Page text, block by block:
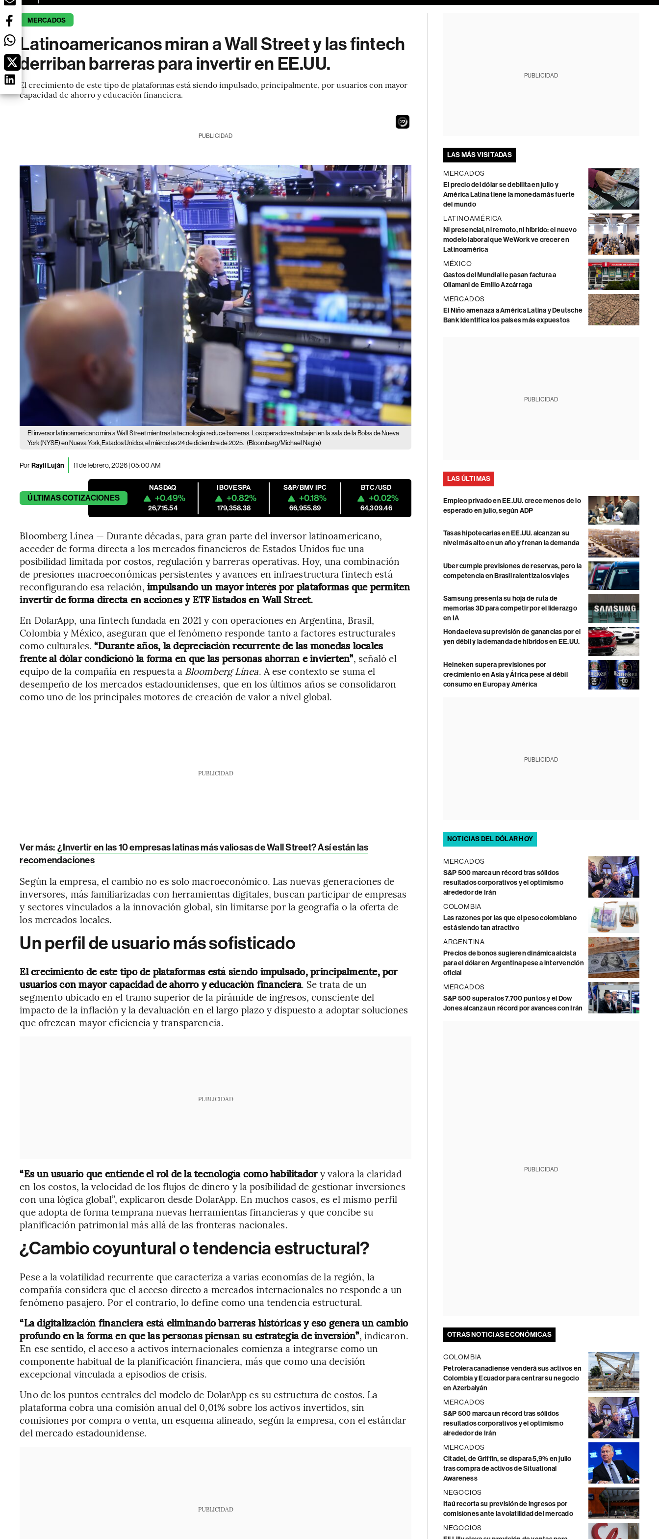
MERCADOS
Latinoamericanos miran a Wall Street y las fintech
derriban barreras para invertir en EE.UU.
El crecimiento de este tipo de plataformas está siendo impulsado, principalmente, por usuarios con mayor
capacidad de ahorro y educación financiera.
21
PUBLICIDAD
El inversor latinoamericano mira a Wall Street mientras la tecnología reduce barreras. Los operadores trabajan en la sala de la Bolsa de Nueva
York (NYSE) en Nueva York, Estados Unidos, el miércoles 24 de diciembre de 2025. (Bloomberg/Michael Nagle)
PorRaylí Luján 11 de febrero, 2026 | 05:00 AM
ÚLTIMASCOTIZACIONES
NASDAQ
+0.49%
26,715.54
IBOVESPA
+0.82%
179,358.38
S&P/BMV IPC
+0.18%
66,955.89
BTC/USD
+0.02%
64,309.46
Bloomberg Línea — Durante décadas, para gran parte del inversor latinoamericano,
acceder de forma directa a los mercados financieros de Estados Unidos fue una
posibilidad limitada por costos, regulación y barreras operativas. Hoy, una combinación
de presiones macroeconómicas persistentes y avances en infraestructura fintech está
reconfigurando esa relación,impulsando un mayor interés por plataformas que permiten
invertir de forma directa en acciones y ETF listados en Wall Street.
En DolarApp, una fintech fundada en 2021 y con operaciones en Argentina, Brasil,
Colombia y México, aseguran que el fenómeno responde tanto a factores estructurales
como culturales.“Durante años, la depreciación recurrente de las monedas locales
frente al dólar condicionó la forma en que las personas ahorran e invierten”, señaló el
equipo de la compañía en respuesta a Bloomberg Línea. A ese contexto se suma el
desempeño de los mercados estadounidenses, que en los últimos años se consolidaron
como uno de los principales motores de creación de valor a nivel global.
PUBLICIDAD
Ver más: ¿Invertir en las 10 empresas latinas más valiosas de Wall Street? Así están las
recomendaciones
Según la empresa, el cambio no es solo macroeconómico. Las nuevas generaciones de
inversores, más familiarizadas con herramientas digitales, buscan participar de empresas
y sectores vinculados a la innovación global, sin limitarse por la geografía o la oferta de
los mercados locales.
Un perfil de usuario más sofisticado
El crecimiento de este tipo de plataformas está siendo impulsado, principalmente, por
usuarios con mayor capacidad de ahorro y educación financiera. Se trata de un
segmento ubicado en el tramo superior de la pirámide de ingresos, consciente del
impacto de la inflación y la devaluación en el largo plazo y dispuesto a adoptar soluciones
que ofrezcan mayor eficiencia y transparencia.
PUBLICIDAD
“Es un usuario que entiende el rol de la tecnología como habilitadory valora la claridad
en los costos, la velocidad de los flujos de dinero y la posibilidad de gestionar inversiones
con una lógica global”, explicaron desde DolarApp. En muchos casos, es el mismo perfil
que adopta de forma temprana nuevas herramientas financieras y que concibe su
planificación patrimonial más allá de las fronteras nacionales.
¿Cambio coyuntural o tendencia estructural?
Pese a la volatilidad recurrente que caracteriza a varias economías de la región, la
compañía considera que el acceso directo a mercados internacionales no responde a un
fenómeno pasajero. Por el contrario, lo define como una tendencia estructural.
“La digitalización financiera está eliminando barreras históricas y eso genera un cambio
profundo en la forma en que las personas piensan su estrategia de inversión”, indicaron.
En ese sentido, el acceso a activos internacionales comienza a integrarse como un
componente habitual de la planificación financiera, más que como una decisión
excepcional vinculada a episodios de crisis.
Uno de los puntos centrales del modelo de DolarApp es su estructura de costos. La
plataforma cobra una comisión anual del 0,01% sobre los activos invertidos, sin
comisiones por compra o venta, un esquema alineado, según la empresa, con el estándar
del mercado estadounidense.
PUBLICIDAD
PUBLICIDAD
LAS MÁS VISITADAS
MERCADOS
El precio del dólar se debilita en julio y
América Latina tiene la moneda más fuerte
del mundo
LATINOAMÉRICA
Ni presencial, ni remoto, ni híbrido: el nuevo
modelo laboral que WeWork ve crecer en
Latinoamérica
MÉXICO
Gastos del Mundial le pasan factura a
Ollamani de Emilio Azcárraga
MERCADOS
El Niño amenaza a América Latina y Deutsche
Bank identifica los países más expuestos
PUBLICIDAD
LAS ÚLTIMAS
Empleo privado en EE.UU. crece menos de lo
esperado en julio, según ADP
Tasas hipotecarias en EE.UU. alcanzan su
nivel más alto en un año y frenan la demanda
Uber cumple previsiones de reservas, pero la
competencia en Brasil ralentiza los viajes
Samsung presenta su hoja de ruta de
memorias 3D para competir por el liderazgo
en IA
Honda eleva su previsión de ganancias por el
yen débil y la demanda de híbridos en EE.UU.
Heineken supera previsiones por
crecimiento en Asia y África pese al débil
consumo en Europa y América
PUBLICIDAD
NOTICIAS DEL DÓLAR HOY
MERCADOS
S&P 500 marca un récord tras sólidos
resultados corporativos y el optimismo
alrededor de Irán
COLOMBIA
Las razones por las que el peso colombiano
está siendo tan atractivo
ARGENTINA
Precios de bonos sugieren dinámica alcista
para el dólar en Argentina pese a intervención
oficial
MERCADOS
S&P 500 supera los 7.700 puntos y el Dow
Jones alcanza un récord por avances con Irán
PUBLICIDAD
OTRAS NOTICIAS ECONÓMICAS
COLOMBIA
Petrolera canadiense venderá sus activos en
Colombia y Ecuador para centrar su negocio
en Azerbaiyán
MERCADOS
S&P 500 marca un récord tras sólidos
resultados corporativos y el optimismo
alrededor de Irán
MERCADOS
Citadel, de Griffin, se dispara 5,9% en julio
tras compra de activos de Situational
Awareness
NEGOCIOS
Itaú recorta su previsión de ingresos por
comisiones ante la volatilidad del mercado
NEGOCIOS